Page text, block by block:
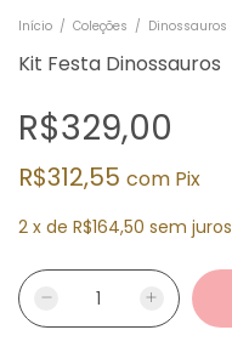
Início / Coleções / Dinossauros
Kit Festa Dinossauros
R$329,00
R$312,55 com Pix
2 x de R$164,50 sem juros